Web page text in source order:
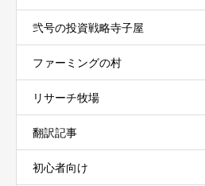
弐号の投資戦略寺子屋
ファーミングの村
リサーチ牧場
翻訳記事
初心者向け